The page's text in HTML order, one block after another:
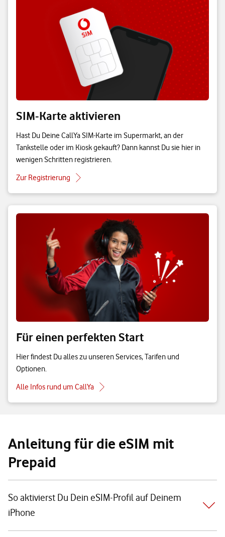
SIM-Karte aktivieren
Hast Du Deine CallYa SIM-Karte im Supermarkt, an der
Tankstelle oder im Kiosk gekauft? Dann kannst Du sie hier in
wenigen Schritten registrieren.
Zur Registrierung
Für einen perfekten Start
Hier findest Du alles zu unseren Services, Tarifen und
Optionen.
Alle Infos rund um CallYa
Anleitung für die eSIM mit
Prepaid
So aktivierst Du Dein eSIM-Profil auf Deinem
iPhone